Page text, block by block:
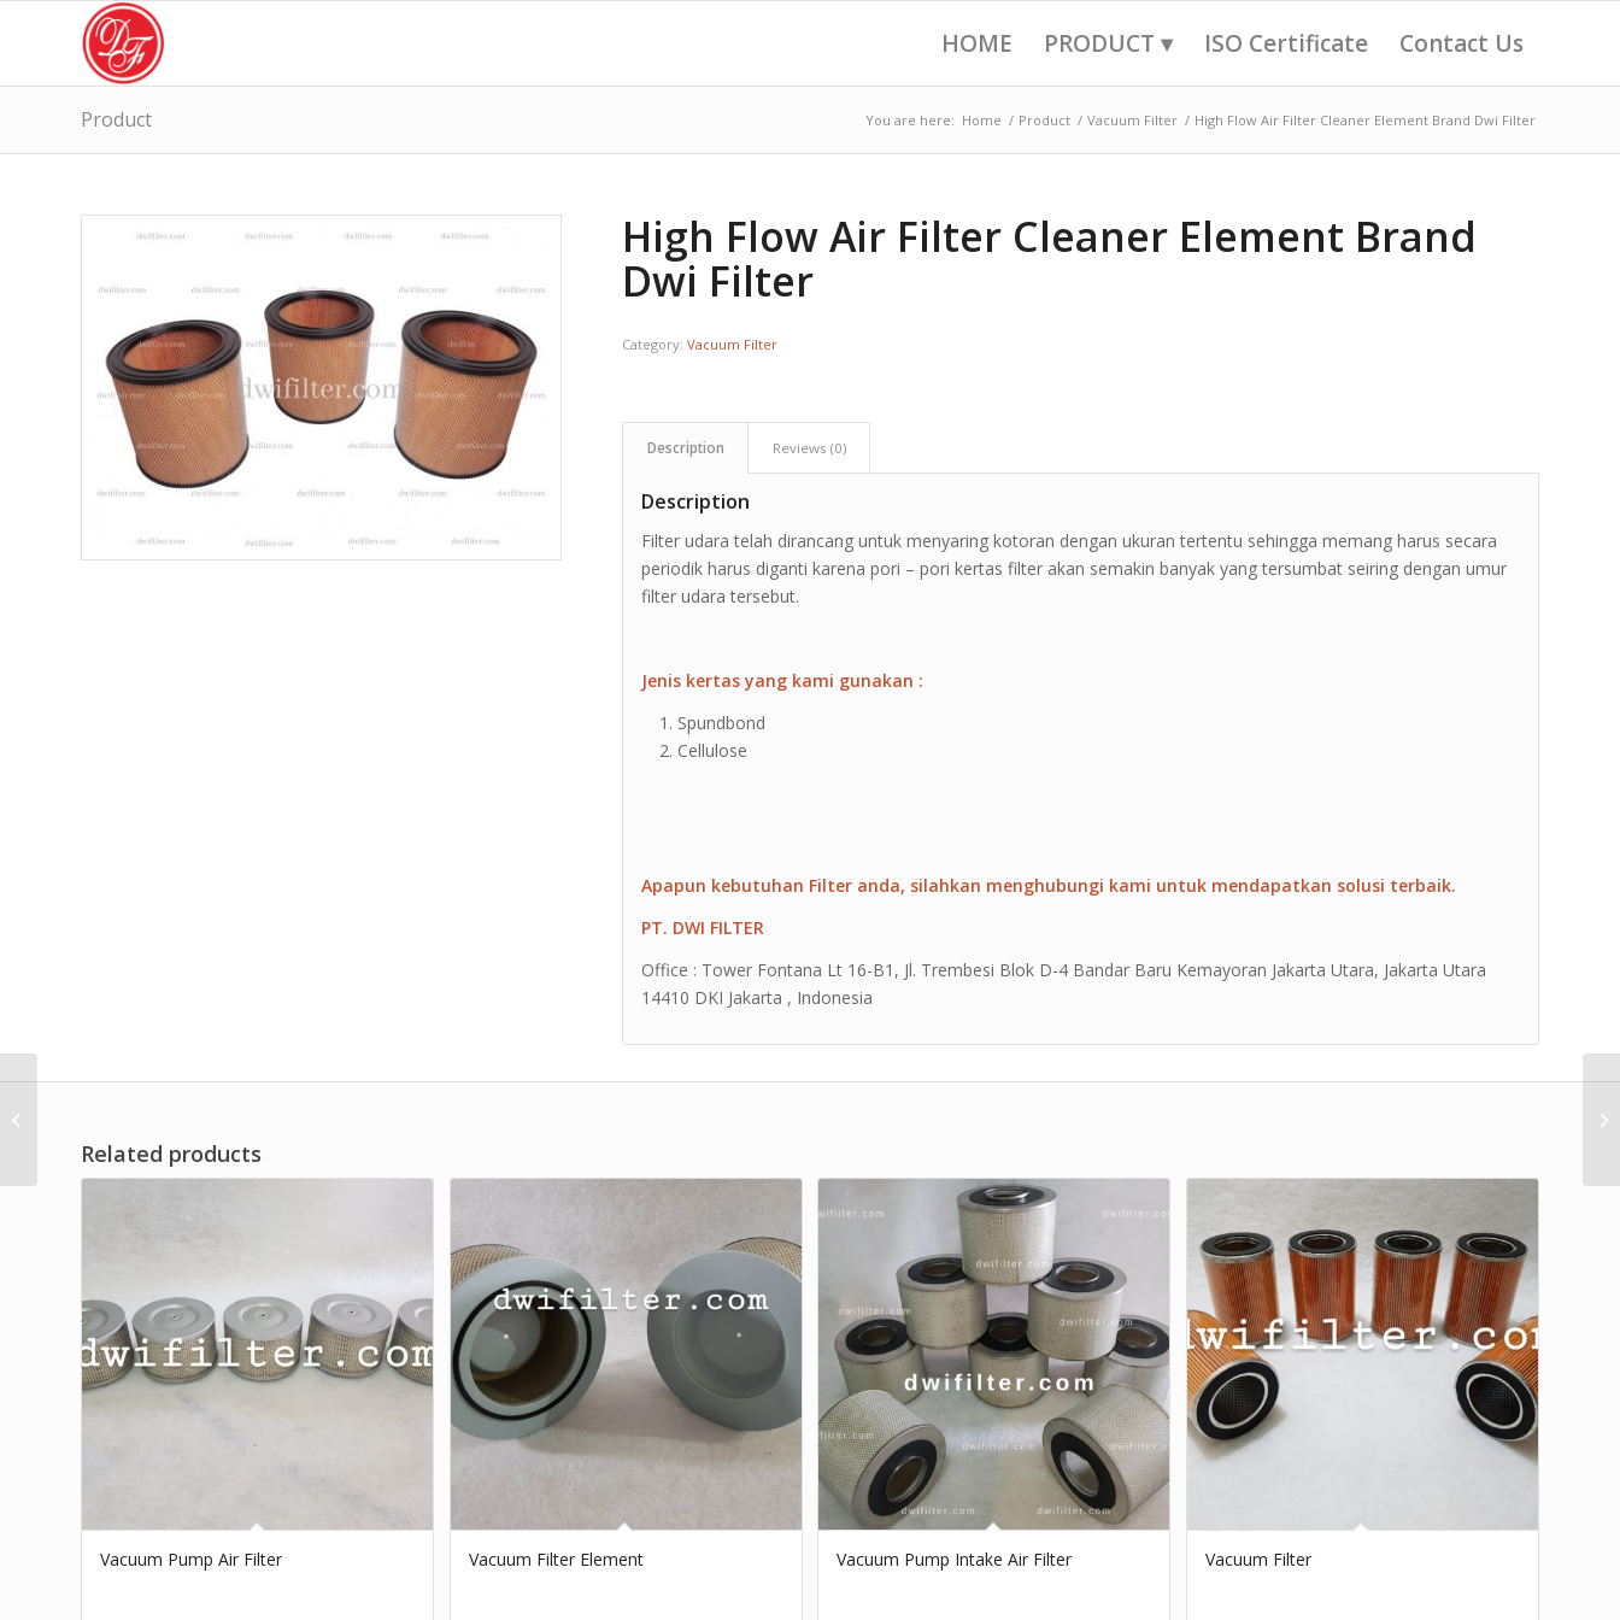
HOME PRODUCT ▾ ISO Certificate Contact Us
Product You are here: Home / Product / Vacuum Filter / High Flow Air Filter Cleaner Element Brand Dwi Filter
High Flow Air Filter Cleaner Element Brand
Dwi Filter
Category:Vacuum Filter
Description Reviews (0)
Description
Filter udara telah dirancang untuk menyaring kotoran dengan ukuran tertentu sehingga memang harus secara
periodik harus diganti karena pori – pori kertas filter akan semakin banyak yang tersumbat seiring dengan umur
filter udara tersebut.
Jenis kertas yang kami gunakan :
Spundbond
Cellulose
Apapun kebutuhan Filter anda, silahkan menghubungi kami untuk mendapatkan solusi terbaik.
PT. DWI FILTER
Office : Tower Fontana Lt 16-B1, Jl. Trembesi Blok D-4 Bandar Baru Kemayoran Jakarta Utara, Jakarta Utara
14410 DKI Jakarta , Indonesia
Related products
Vacuum Pump Air Filter Vacuum Filter Element Vacuum Pump Intake Air Filter Vacuum Filter